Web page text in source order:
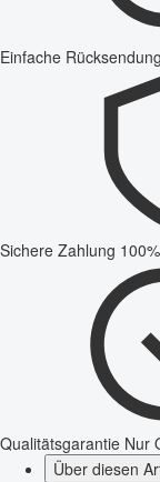
Einfache Rücksendung
Sichere Zahlung
Qualitätsgarantie Nur
Über diesen